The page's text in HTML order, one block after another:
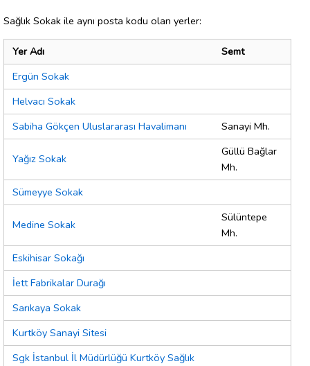
Sağlık Sokak ile aynı posta kodu olan yerler:
Yer Adı
Semt
Ergün Sokak
Helvacı Sokak
Sabiha Gökçen Uluslararası Havalimanı
Sanayi Mh.
Yağız Sokak
Güllü Bağlar
Mh.
Sümeyye Sokak
Medine Sokak
Sülüntepe
Mh.
Eskihisar Sokağı
İett Fabrikalar Durağı
Sarıkaya Sokak
Kurtköy Sanayi Sitesi
Sgk İstanbul İl Müdürlüğü Kurtköy Sağlık